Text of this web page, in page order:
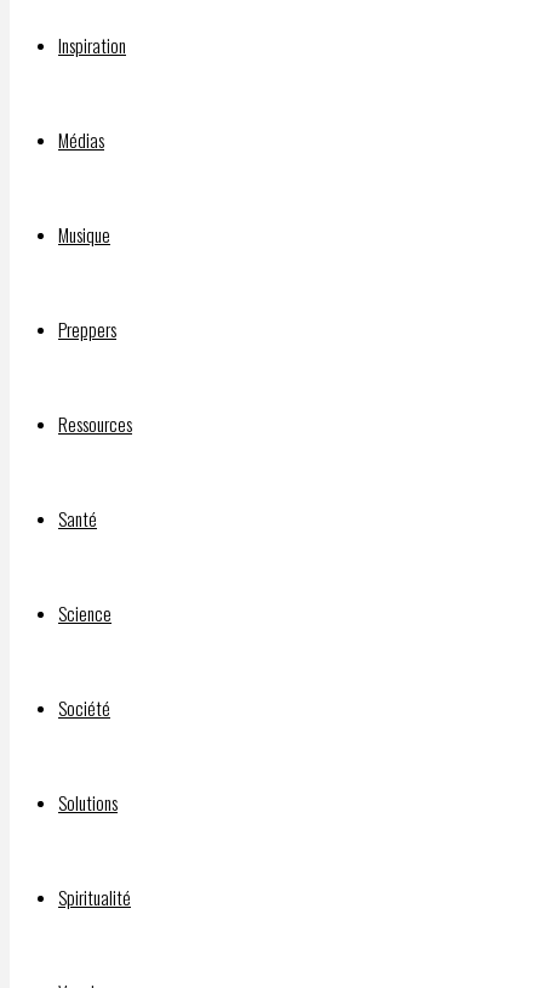
Inspiration
Médias
Musique
Preppers
Ressources
Santé
Science
Société
Solutions
Spiritualité